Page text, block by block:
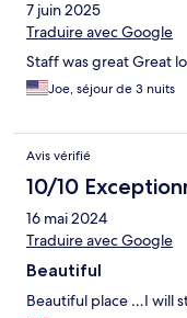
7 juin 2025
Traduire avec Google
Staff was great Great
Joe, séjour de 3 nuits
Avis vérifié
10/10
16 mai 2024
Traduire avec Google
Beautiful
Beautiful place …I will